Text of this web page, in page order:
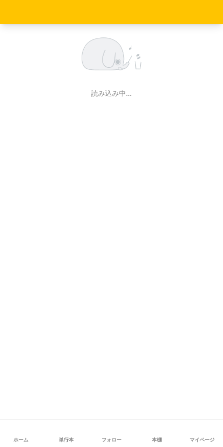
読み込み中…
ホーム 単行本 フォロー 本棚 マイページ